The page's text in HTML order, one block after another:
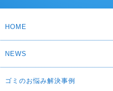
HOME
NEWS
ゴミのお悩み解決事例